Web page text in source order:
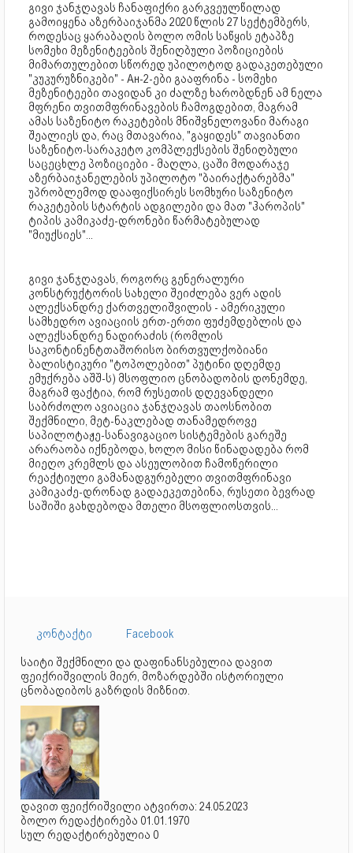
გივი ჯანჯღავას ჩანაფიქრი გარკვეულწილად
გამოიყენა აზერბაიჯანმა 2020 წლის 27 სექტემბერს,
როდესაც ყარაბაღის ბოლო ომის საწყის ეტაპზე
სომეხი მეზენიტეების შენიღბული პოზიციების
მიმართულებით სწორედ უპილოტოდ გადაკეთებული
"კუკურუზნიკები" - Ан-2-ები გააფრინა - სომეხი
მეზენიტეები თავიდან კი ძალზე ხარობდნენ ამ ნელა
მფრენი თვითმფრინავების ჩამოგდებით, მაგრამ
ამას საზენიტო რაკეტების მნიშვნელოვანი მარაგი
შეალიეს და, რაც მთავარია, "გაყიდეს" თავიანთი
საზენიტო-სარაკეტო კომპლექსების შენიღბული
საცეცხლე პოზიციები - მაღლა, ცაში მოდარაჯე
აზერბაიჯანელების უპილოტო "ბაირაქტარებმა"
უპრობლემოდ დააფიქსირეს სომხური საზენიტო
რაკეტების სტარტის ადგილები და მათ "ჰაროპის"
ტიპის კამიკაძე-დრონები წარმატებულად
"მიუქსიეს"...
გივი ჯანჯღავას, როგორც გენერალური
კონსტრუქტორის სახელი შეიძლება ვერ ადის
ალექსანდრე ქართველიშვილის - ამერიკული
სამხედრო ავიაციის ერთ-ერთი ფუძემდებლის და
ალექსანდრე ნადირაძის (რომლის
საკონტინენტთაშორისო ბირთვულქობიანი
ბალისტიკური "ტოპოლებით" პუტინი დღემდე
ემუქრება აშშ-ს) მსოფლიო ცნობადობის დონემდე,
მაგრამ ფაქტია, რომ რუსეთის დღევანდელი
საბრძოლო ავიაცია ჯანჯღავას თაოსნობით
შექმნილი, მეტ-ნაკლებად თანამედროვე
საპილოტაჟე-სანავიგაციო სისტემების გარეშე
არარაობა იქნებოდა, ხოლო მისი წინადადება რომ
მიეღო კრემლს და ასეულობით ჩამოწერილი
რეაქტიული გამანადგურებელი თვითმფრინავი
კამიკაძე-დრონად გადაეკეთებინა, რუსეთი ბევრად
საშიში გახდებოდა მთელი მსოფლიოსთვის...
კონტაქტი
Facebook
საიტი შექმნილი და დაფინანსებულია დავით
ფეიქრიშვილის მიერ, მოზარდებში ისტორიული
ცნობადიბოს გაზრდის მიზნით.
დავით ფეიქრიშვილი ატვირთა: 24.05.2023
ბოლო რედაქტირება 01.01.1970
სულ რედაქტირებულია 0